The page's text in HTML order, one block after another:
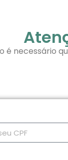
é necessário